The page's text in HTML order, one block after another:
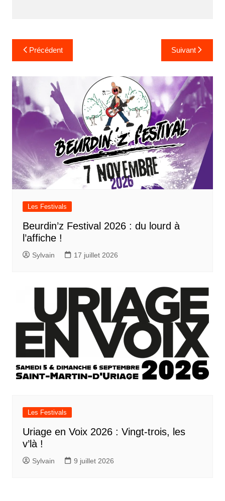
Navigation
de
l’article
Précédent Suivant
Les Festivals
Beurdin’z Festival 2026 : du lourd à
l’affiche !
Sylvain 17 juillet 2026
Les Festivals
Uriage en Voix 2026 : Vingt-trois, les
v’là !
Sylvain 9 juillet 2026